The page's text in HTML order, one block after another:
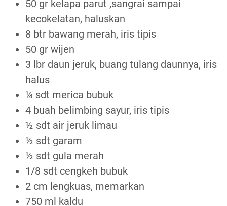
50 gr kelapa parut ,sangrai sampai
kecokelatan, haluskan
8 btr bawang merah, iris tipis
50 gr wijen
3 lbr daun jeruk, buang tulang daunnya, iris
halus
¼ sdt merica bubuk
4 buah belimbing sayur, iris tipis
½ sdt air jeruk limau
½ sdt garam
½ sdt gula merah
1/8 sdt cengkeh bubuk
2 cm lengkuas, memarkan
750 ml kaldu